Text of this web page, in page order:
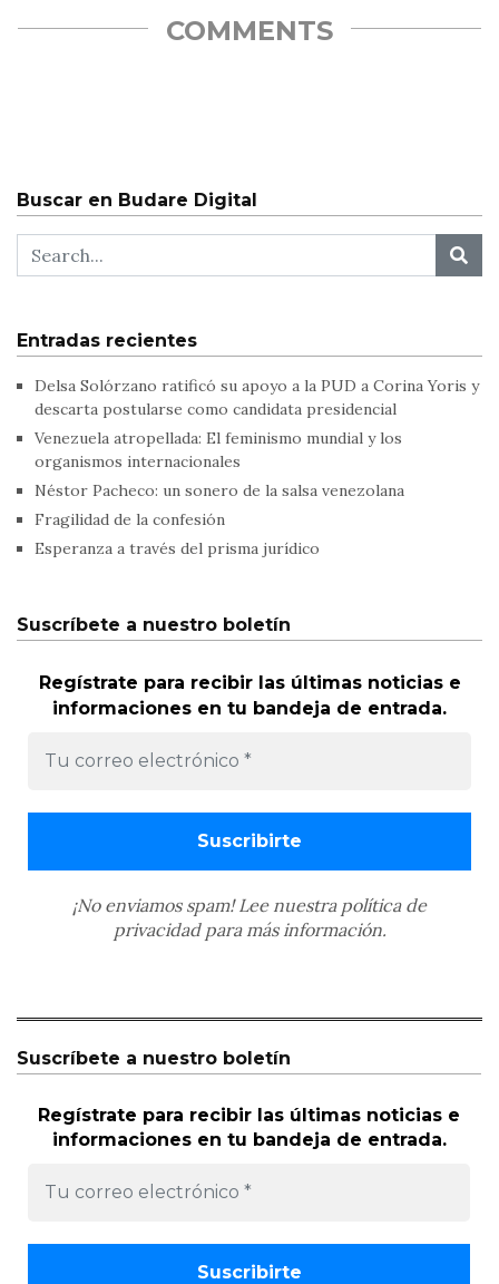
COMMENTS
Buscar en Budare Digital
Entradas recientes
Delsa Solórzano ratificó su apoyo a la PUD a Corina Yoris y
descarta postularse como candidata presidencial
Venezuela atropellada: El feminismo mundial y los
organismos internacionales
Néstor Pacheco: un sonero de la salsa venezolana
Fragilidad de la confesión
Esperanza a través del prisma jurídico
Suscríbete a nuestro boletín
Regístrate para recibir las últimas noticias e
informaciones en tu bandeja de entrada.
¡No enviamos spam! Lee nuestra política de
privacidadpara más información.
Suscríbete a nuestro boletín
Regístrate para recibir las últimas noticias e
informaciones en tu bandeja de entrada.